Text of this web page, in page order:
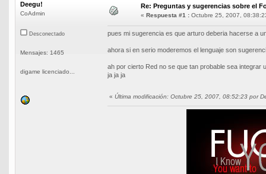
Deegu!
CoAdmin
Desconectado
Mensajes: 1465
digame licenciado...
Re: Preguntas y sugerencias sobre el
« Respuesta #1 : Octubre 25, 2007,
pues mi sugerencia es que arturo deberia hacerse a
ahora si en serio moderemos el lenguaje son
ah por cierto Red no se que tan probable sea
ja ja ja
« Última modificación: Octubre 25, 2007, 08:52:23 por